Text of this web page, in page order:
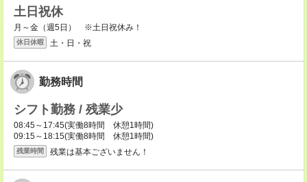
土日祝休
月～金（週5日） ※土日祝休み！
休日休暇 土・日・祝
勤務時間
シフト勤務 / 残業少
08:45～17:45(実働8時間 休憩1時間)
09:15～18:15(実働8時間 休憩1時間)
残業時間 残業は基本ございません！